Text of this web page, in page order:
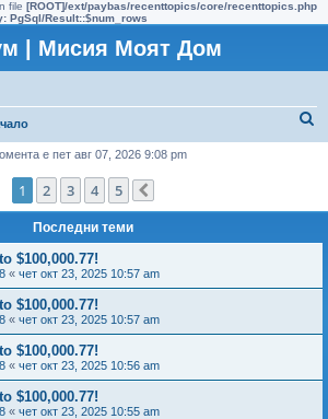
file [ROOT]/ext/paybas/recenttopics/core/recenttopics.php
PgSql/Result::$num_rows
| Мисия Моят Дом
е пет авг 07, 2026 9:08 pm
1 2 3 4 5
Последни теми
$100,000.77!
« чет окт 23, 2025 10:57 am
$100,000.77!
« чет окт 23, 2025 10:57 am
$100,000.77!
« чет окт 23, 2025 10:56 am
$100,000.77!
« чет окт 23, 2025 10:55 am